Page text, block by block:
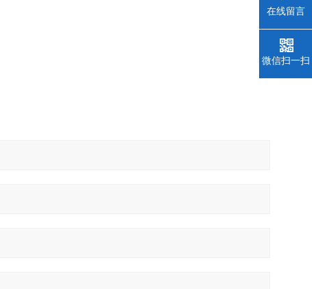
在线留言
微信扫一扫